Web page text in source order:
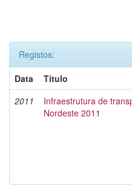
Registos:
Data
Título
2011
Infraestrutura de
Nordeste 2011